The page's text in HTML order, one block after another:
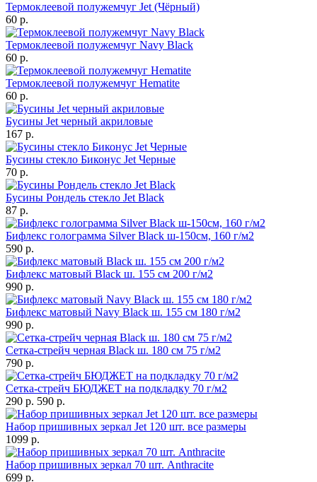
Термоклеевой полужемчуг Jet (Чёрный)
60 р.
Термоклеевой полужемчуг Navy Black
60 р.
Термоклеевой полужемчуг Hematite
60 р.
Бусины Jet черный акриловые
167 р.
Бусины стекло Биконус Jet Черные
70 р.
Бусины Рондель стекло Jet Black
87 р.
Бифлекс голограмма Silver Black ш-150см, 160 г/м2
590 р.
Бифлекс матовый Black ш. 155 см 200 г/м2
990 р.
Бифлекс матовый Navy Black ш. 155 см 180 г/м2
990 р.
Сетка-стрейч черная Black ш. 180 см 75 г/м2
790 р.
Сетка-стрейч БЮДЖЕТ на подкладку 70 г/м2
290 р. 590 р.
Набор пришивных зеркал Jet 120 шт. все размеры
1099 р.
Набор пришивных зеркал 70 шт. Anthracite
699 р.